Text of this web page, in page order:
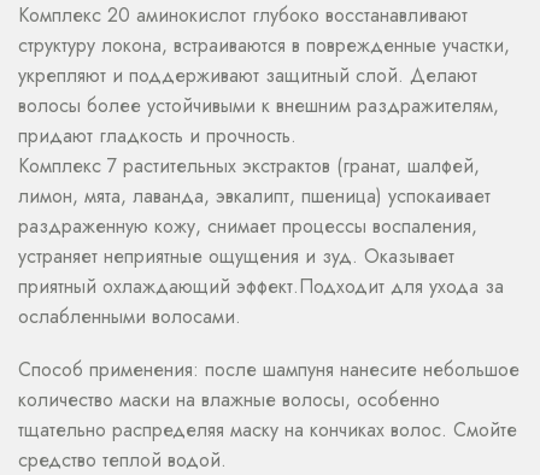
Комплекс 20 аминокислот глубоко восстанавливают
структуру локона, встраиваются в поврежденные участки,
укрепляют и поддерживают защитный слой. Делают
волосы более устойчивыми к внешним раздражителям,
придают гладкость и прочность.
Комплекс 7 растительных экстрактов (гранат, шалфей,
лимон, мята, лаванда, эвкалипт, пшеница) успокаивает
раздраженную кожу, снимает процессы воспаления,
устраняет неприятные ощущения и зуд. Оказывает
приятный охлаждающий эффект.Подходит для ухода за
ослабленными волосами.
Способ применения: после шампуня нанесите небольшое
количество маски на влажные волосы, особенно
тщательно распределяя маску на кончиках волос. Смойте
средство теплой водой.